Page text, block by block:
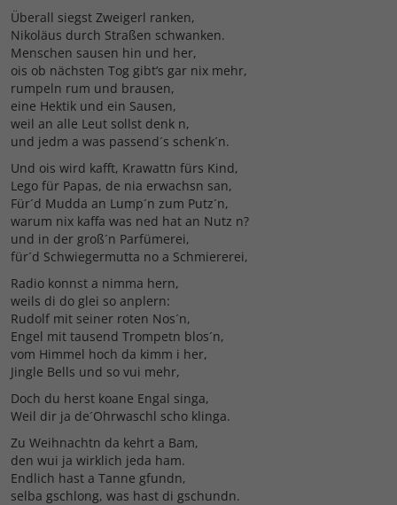
Überall siegst Zweigerl ranken,
Nikoläus durch Straßen schwanken.
Menschen sausen hin und her,
ois ob nächsten Tog gibt’s gar nix mehr,
rumpeln rum und brausen,
eine Hektik und ein Sausen,
weil an alle Leut sollst denk n,
und jedm a was passend´s schenk´n.
Und ois wird kafft, Krawattn fürs Kind,
Lego für Papas, de nia erwachsn san,
Für´d Mudda an Lump´n zum Putz´n,
warum nix kaffa was ned hat an Nutz n?
und in der groß´n Parfümerei,
für´d Schwiegermutta no a Schmiererei,
Radio konnst a nimma hern,
weils di do glei so anplern:
Rudolf mit seiner roten Nos´n,
Engel mit tausend Trompetn blos´n,
vom Himmel hoch da kimm i her,
Jingle Bells und so vui mehr,
Doch du herst koane Engal singa,
Weil dir ja de´Ohrwaschl scho klinga.
Zu Weihnachtn da kehrt a Bam,
den wui ja wirklich jeda ham.
Endlich hast a Tanne gfundn,
selba gschlong, was hast di gschundn.